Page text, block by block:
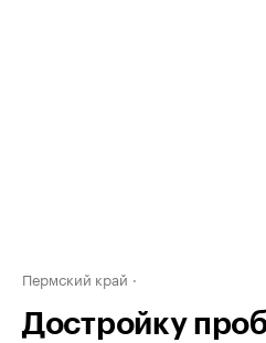
Пермский край
Достройку